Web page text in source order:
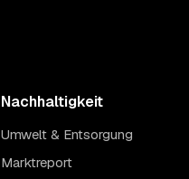
Nachhaltigkeit
Umwelt & Entsorgung
Marktreport